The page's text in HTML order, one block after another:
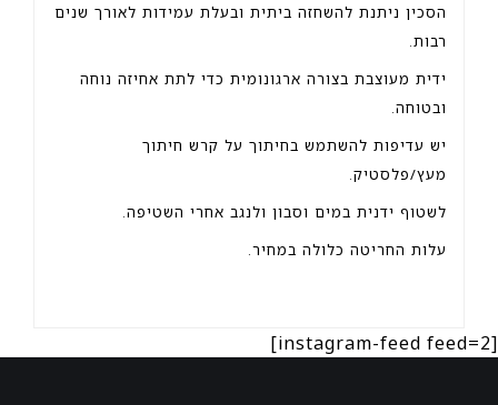
הסכין ניתנת להשחזה ביתית ובעלת עמידות לאורך שנים
רבות.
ידית מעוצבת בצורה ארגונומית כדי לתת אחיזה נוחה
ובטוחה.
יש עדיפות להשתמש בחיתוך על קרש חיתוך
מעץ/פלסטיק.
לשטוף ידנית במים וסבון ולנגב אחרי השטיפה.
עלות החריטה כלולה במחיר.
[instagram-feed feed=2]